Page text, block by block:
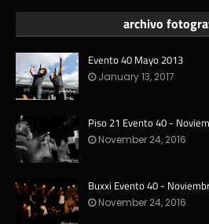
archivo
Evento 40 Mayo 2013
January 13, 2017
Piso 21 Evento 40 -
November 24, 2016
Buxxi Evento 40 -
November 24, 2016